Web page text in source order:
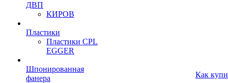
ДВП
КИРОВ
Пластики
Пластики CPL
EGGER
Шпонированная
фанера
Как